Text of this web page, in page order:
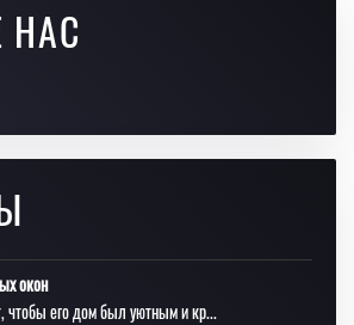
НАС
окон
чтобы его дом был уютным и кр...